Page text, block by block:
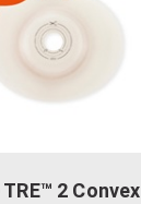
2 Convex